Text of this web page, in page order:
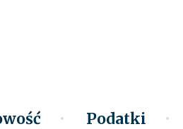
Podatki